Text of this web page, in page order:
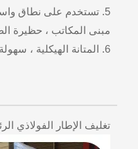
5. تستخدم على نطاق
مبنى المكاتب ، حظيرة
6. المتانة الهيكلية ، سهولة الصيانة.
تغليف الإطار الفولاذي